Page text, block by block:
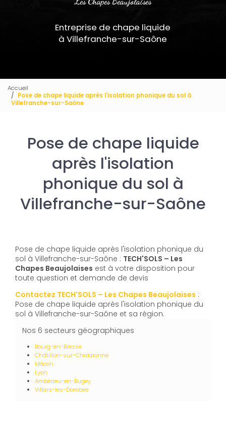
Entreprise de chape liquide
à Villefranche-sur-Saône
Accueil
Pose de chape liquide après l'isolation phonique du sol à
Villefranche-sur-Saône
Pose de chape liquide
après l'isolation
phonique du sol à
Villefranche-sur-Saône
Pose de chape liquide après l'isolation phonique du
sol à Villefranche-sur-Saône : TECH'SOLS – Les
Chapes Beaujolaises est à votre disposition pour
toute question et demande de devis
Contactez TECH'SOLS – Les Chapes Beaujolaises :
Pose de chape liquide après l'isolation phonique du
sol à Villefranche-sur-Saône et sa région.
Nos 6 secteurs géographiques
Bourg-en-Bresse
Châtillon-sur-Chalaronne
Mâcon
Lyon
Ambérieu-en-Bugey
Villars-les-Dombes